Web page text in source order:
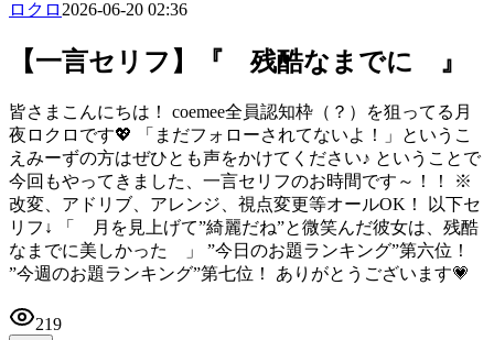
ロクロ 2026-06-20 02:36
【一言セリフ】『 残酷なまでに 』
皆さまこんにちは！ coemee全員認知枠（？）を狙ってる月
夜ロクロです💖 「まだフォローされてないよ！」というこ
えみーずの方はぜひとも声をかけてください♪ ということで
今回もやってきました、一言セリフのお時間です～！！ ※
改変、アドリブ、アレンジ、視点変更等オールOK！ 以下セ
リフ↓ 「 月を見上げて”綺麗だね”と微笑んだ彼女は、残酷
なまでに美しかった 」 ”今日のお題ランキング”第六位！
”今週のお題ランキング”第七位！ ありがとうございます💗
219